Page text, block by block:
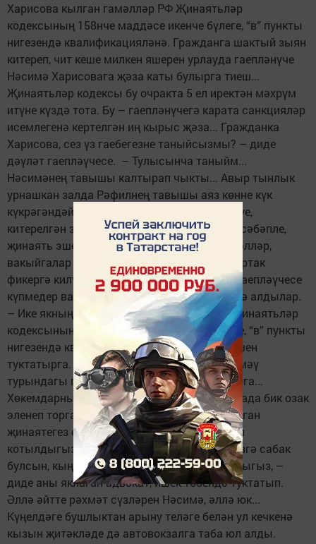
Харисова кылган гамәлләр РФ Җинаятьләр
кодексының 158нче маддәсе икенче бүлеге, “в” пункты
нигезендә квалификацияләнә. Гражданга шактый зыян
китереп, чит кеше милкен яшерен урлауда гаепләнүче
Нәсимә Харисовага җәза каты булырга тиеш...
Җинаятьләр кодексы бу очракта 5 ел иректән мәхрүм
итүне күздә тота. Бу – гаепләнүчегә карата санкцияләр
исемлегенә кертелгән иң кырыс җәза... Гражданка
Харисова, сез үз гаебегезне таныйсызмы? – диде
дәүләт гаепләүчесе. – Тулысынча таныйм...
Нәсимәнең тавышы калтырап чыкты... Авыр тынлык
урнашкан залда Рәфилнең тавышы аяз көнне күк
күкрәгәндәй ишетелде: – Ике якның килешүе,
китерелгән зыянның тулысынча каплануы сәбәпле,
җинаять эшен туктатуыгызны сорыйм... Хәлләр,
вакыйгалар көтелмәгән борылыш алды... Уртак
фикергә килү өчен хөкемдар белән дәүләт гаепләүчесе
күпмедер вакыт үзара килешеп, сөйләшеп тә алдылар.
– Ике якның уртак килешүе нигезендә РФ Җинаятьләр
кодексының 158 нче маддәсе икенче бүлеге, “в” пункты
нигезендә квалификацияләнгән җинаять эшен
туктатырга. Яшәгән урыныннан чыгып китмәү
турындагы подписканы гамәлдән чыгарырга...
Хөкемдарның чүкече өстәлгә төшкәнче һавада бик озак
эленеп торгандай тоелды Нәсимәгә. – Кылган
җинаятегез өчен җаваплылыктан бик җиңел
котылдыгыз. Алга таба бу гамәлләрегез сезгә сабак
булсын, кыңгыр юлга кереп китүдән сакланыгыз, –
диде аны яклаган адвокат, ишек төбендә туктатып.
Әллә әйтте рәхмәт сүзләрен Нәсимә, әллә юк...
Күңелдәге бушлыктан арыну теләге белән ул кечкенә
кызын җитәкләде дә автовокзалга таба юл алды.